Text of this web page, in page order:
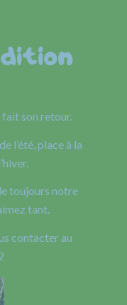
fait son retour.
l’été, place à la
toujours notre
tant.
contacter au